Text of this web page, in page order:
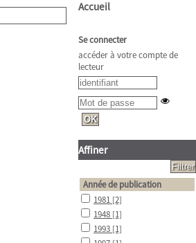
Accueil
Se connecter
accéder à votre compte de
lecteur
Affiner
Année de publication
1981 [2]
1948 [1]
1993 [1]